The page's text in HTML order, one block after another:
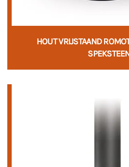
HOUT VRIJSTAAND